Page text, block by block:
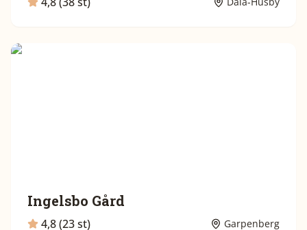
Ingelsbo Gård
4,8 (23 st) Garpenberg